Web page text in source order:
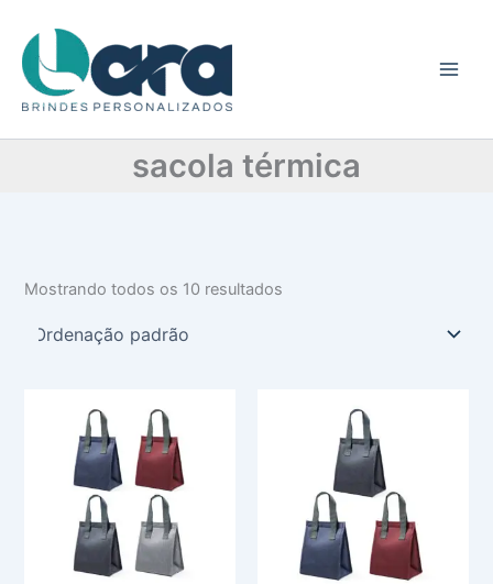
para
conteúdo
sacola térmica
t
e
r
Mostrando todos os 10 resultados